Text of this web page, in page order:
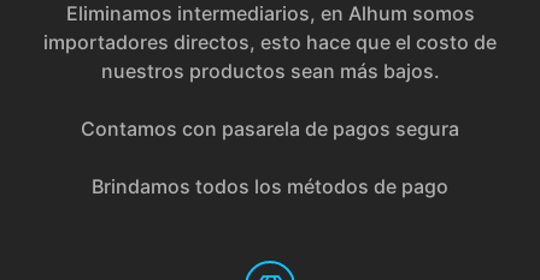
Eliminamos intermediarios, en Alhum somos
importadores directos, esto hace que el costo de
nuestros productos sean más bajos.
Contamos con pasarela de pagos segura
Brindamos todos los métodos de pago